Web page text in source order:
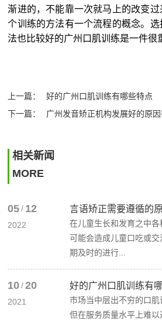
渐进的，不能靠一次就马上的改变
个训练的方法有一个流程的概念。
法也比较好的广州口肌训练是一件很
上一篇：
好的广州口肌训练有哪些特点
下一篇：
广州发音矫正机构发展好的原因
相关新闻
MORE
05 / 12
2022
言语矫正需要遵循的
在儿童生长和发育之中各
可能会造成儿童口吃或
期及时的进行...
10 / 20
2021
好的广州口肌训练有
市场当中层出不穷的口肌
但在服务质量水平上难